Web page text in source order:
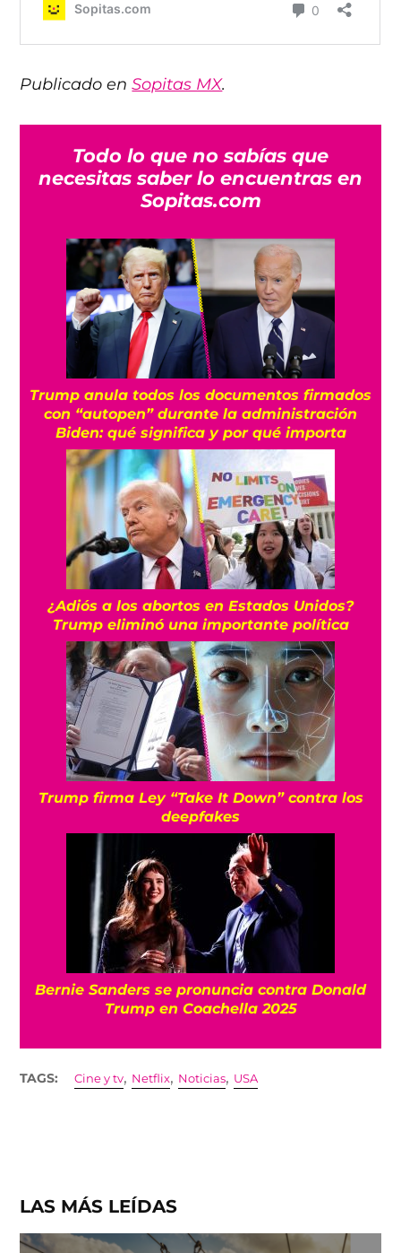
Publicado enSopitas MX.
Todo lo que no sabías que
necesitas saber lo encuentras en
Sopitas.com
Trump anula todos los documentos firmados
con “autopen” durante la administración
Biden: qué significa y por qué importa
¿Adiós a los abortos en Estados Unidos?
Trump eliminó una importante política
Trump firma Ley “Take It Down” contra los
deepfakes
Bernie Sanders se pronuncia contra Donald
Trump en Coachella 2025
TAGS: Cine y tv, Netflix, Noticias, USA
LAS MÁS LEÍDAS